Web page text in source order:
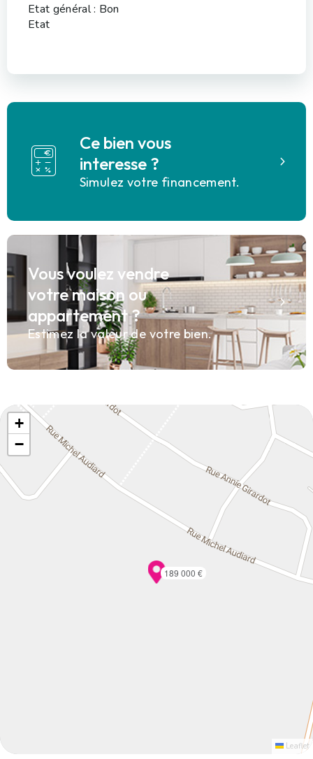
Etat général : Bon
Etat
Ce bien vous
interesse ?
Simulez votre financement.
Vous voulez vendre
votre maison ou
appartement ?
Estimez la valeur de votre bien.
189 000 €
+
−
Leaflet